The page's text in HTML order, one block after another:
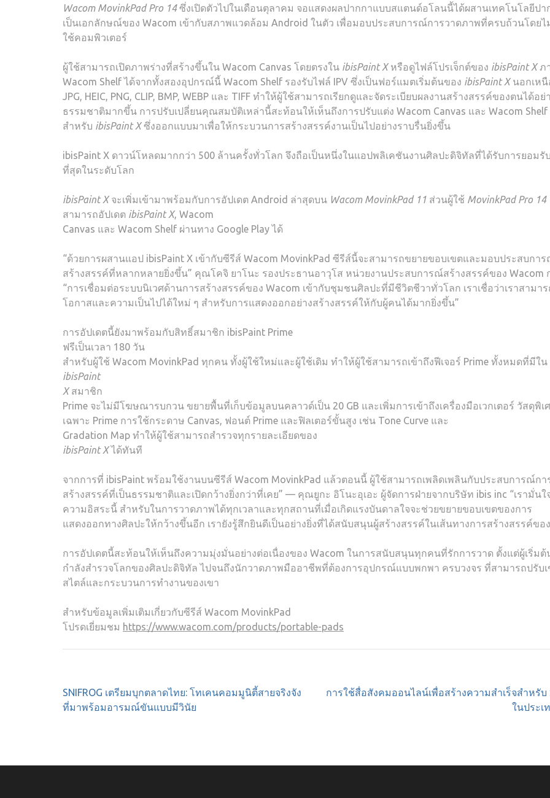
Wacom MovinkPad Pro 14ซึ่งเปิดตัวไปในเดือนตุลาคม จอแสดงผลปากกาแบบสแตนด์อโลนนี้ได้ผสานเทคโนโลยีปา
เป็นเอกลักษณ์ของ Wacom เข้ากับสภาพแวดล้อม Android ในตัว เพื่อมอบประสบการณ์การวาดภาพที่ครบถ้วนโดยไ
ใช้คอมพิวเตอร์
ผู้ใช้สามารถเปิดภาพร่างที่สร้างขึ้นใน Wacom Canvas โดยตรงใน ibisPaint Xหรือดูไฟล์โปรเจ็กต์ของ ibisPaint Xภ
Wacom Shelf ได้จากทั้งสองอุปกรณ์นี้ Wacom Shelf รองรับไฟล์ IPV ซึ่งเป็นฟอร์แมตเริ่มต้นของ ibisPaint Xนอกเหนื
JPG, HEIC, PNG, CLIP, BMP, WEBP และ TIFF ทำให้ผู้ใช้สามารถเรียกดูและจัดระเบียบผลงานสร้างสรรค์ของตนได้อย่
ธรรมชาติมากขึ้น การปรับเปลี่ยนคุณสมบัติเหล่านี้สะท้อนให้เห็นถึงการปรับแต่ง Wacom Canvas และ Wacom Shelf
สำหรับ ibisPaint Xซึ่งออกแบบมาเพื่อให้กระบวนการสร้างสรรค์งานเป็นไปอย่างราบรื่นยิ่งขึ้น
ibisPaint X ดาวน์โหลดมากกว่า 500 ล้านครั้งทั่วโลก จึงถือเป็นหนึ่งในแอปพลิเคชันงานศิลปะดิจิทัลที่ได้รับการยอมรั
ที่สุดในระดับโลก
ibisPaint Xจะเพิ่มเข้ามาพร้อมกับการอัปเดต Android ล่าสุดบน Wacom MovinkPad 11 ส่วนผู้ใช้ MovinkPad Pro 14
สามารถอัปเดต ibisPaint X, Wacom
Canvas และ Wacom Shelf ผ่านทาง Google Play ได้
“ด้วยการผสานแอป ibisPaint X เข้ากับซีรีส์ Wacom MovinkPad ซีรีส์นี้จะสามารถขยายขอบเขตและมอบประสบกา
สร้างสรรค์ที่หลากหลายยิ่งขึ้น” คุณโคจิ ยาโนะ รองประธานอาวุโส หน่วยงานประสบการณ์สร้างสรรค์ของ Wacom
“การเชื่อมต่อระบบนิเวศด้านการสร้างสรรค์ของ Wacom เข้ากับชุมชนศิลปะที่มีชีวิตชีวาทั่วโลก เราเชื่อว่าเราสามา
โอกาสและความเป็นไปได้ใหม่ ๆ สำหรับการแสดงออกอย่างสร้างสรรค์ให้กับผู้คนได้มากยิ่งขึ้น”
การอัปเดตนี้ยังมาพร้อมกับสิทธิ์สมาชิก ibisPaint Prime
ฟรีเป็นเวลา 180 วัน
สำหรับผู้ใช้ Wacom MovinkPad ทุกคน ทั้งผู้ใช้ใหม่และผู้ใช้เดิม ทำให้ผู้ใช้สามารถเข้าถึงฟีเจอร์ Prime ทั้งหมดที่มีใน
ibisPaint
Xสมาชิก
Prime จะไม่มีโฆษณารบกวน ขยายพื้นที่เก็บข้อมูลบนคลาวด์เป็น 20 GB และเพิ่มการเข้าถึงเครื่องมือเวกเตอร์ วัสดุพิเ
เฉพาะ Prime การใช้กระดาษ Canvas, ฟอนต์ Prime และฟิลเตอร์ขั้นสูง เช่น Tone Curve และ
Gradation Map ทำให้ผู้ใช้สามารถสำรวจทุกรายละเอียดของ
ibisPaint Xได้ทันที
จากการที่ ibisPaint พร้อมใช้งานบนซีรีส์ Wacom MovinkPad แล้วตอนนี้ ผู้ใช้สามารถเพลิดเพลินกับประสบการณ์กา
สร้างสรรค์ที่เป็นธรรมชาติและเปิดกว้างยิ่งกว่าที่เคย” — คุณยูกะ อิโนะอุเอะ ผู้จัดการฝ่ายจากบริษัท ibis inc “เรามั่นใ
ความอิสระนี้ สำหรับในการวาดภาพได้ทุกเวลาและทุกสถานที่เมื่อเกิดแรงบันดาลใจจะช่วยขยายขอบเขตของการ
แสดงออกทางศิลปะให้กว้างขึ้นอีก เรายังรู้สึกยินดีเป็นอย่างยิ่งที่ได้สนับสนุนผู้สร้างสรรค์ในเส้นทางการสร้างสรรค์ขอ
การอัปเดตนี้สะท้อนให้เห็นถึงความมุ่งมั่นอย่างต่อเนื่องของ Wacom ในการสนับสนุนทุกคนที่รักการวาด ตั้งแต่ผู้เริ่มต้
กำลังสำรวจโลกของศิลปะดิจิทัล ไปจนถึงนักวาดภาพมืออาชีพที่ต้องการอุปกรณ์แบบพกพา ครบวงจร ที่สามารถปรับเ
สไตล์และกระบวนการทำงานของเขา
สำหรับข้อมูลเพิ่มเติมเกี่ยวกับซีรีส์ Wacom MovinkPad
โปรดเยี่ยมชม https://www.wacom.com/products/portable-pads
Post
navigation
SNIFROG เตรียมบุกตลาดไทย: โทเคนคอมมูนิตี้สายจริงจัง
ที่มาพร้อมอารมณ์ขันแบบมีวินัย
การใช้สื่อสังคมออนไลน์เพื่อสร้างความสำเร็จสำหรับ
ในประเ